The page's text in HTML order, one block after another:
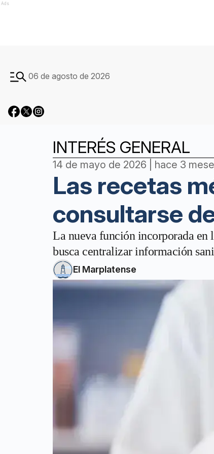
Ads
06 de agosto de 2026
INTERÉS GENERAL
14 de mayo de 2026 | hace 3
Las recetas
consultarse
La nueva función incorporada en
busca centralizar información
El Marplatense